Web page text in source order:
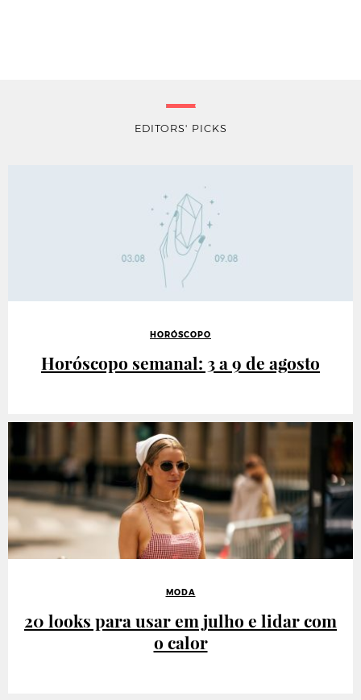
EDITORS' PICKS
HORÓSCOPO
Horóscopo semanal: 3 a 9 de agosto
MODA
20 looks para usar em julho e lidar com
o calor